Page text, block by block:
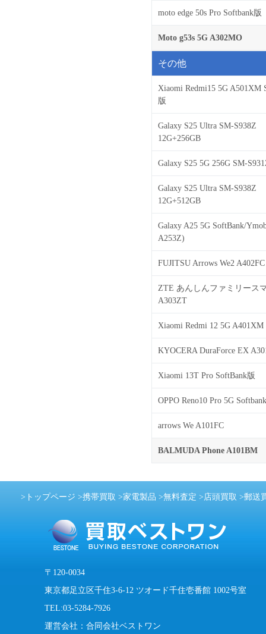
moto edge 50s Pro Softbank版
Moto g53s 5G A302MO
その他
Xiaomi Redmi15 5G A501XM
版
Galaxy S25 Ultra SM-S938Z
12G+256GB
Galaxy S25 5G 256G SM-
Galaxy S25 Ultra SM-S938Z
12G+512GB
Galaxy A25 5G SoftBank/
A253Z)
FUJITSU Arrows We2 A402FC
ZTE あんしんファミリース
A303ZT
Xiaomi Redmi 12 5G A401XM
KYOCERA DuraForce EX
Xiaomi 13T Pro SoftBank版
OPPO Reno10 Pro 5G
arrows We A101FC
BALMUDA Phone A101BM
> トップページ >携帯買取 >家電製品 >無料査定 >店頭買取 >郵送
〒120-0034
東京都足立区千住3-6-12 ツオード千住壱番館 1002号室
TEL:03-5284-7926
運営会社：合同会社ベストワン